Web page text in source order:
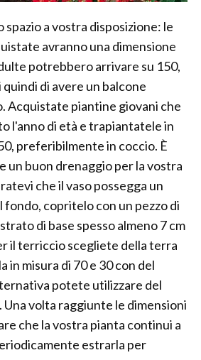
spazio a vostra disposizione: le
avranno una dimensione
potrebbero arrivare su 150,
di avere un balcone
Acquistate piantine giovani che
l'anno di età e trapiantatele in
preferibilmente in coccio. È
buon drenaggio per la vostra
che il vaso possegga un
copritelo con un pezzo di
di base spesso almeno 7 cm
il terriccio scegliete della terra
in misura di 70 e 30 con del
potete utilizzare del
volta raggiunte le dimensioni
che la vostra pianta continui a
estrarla per